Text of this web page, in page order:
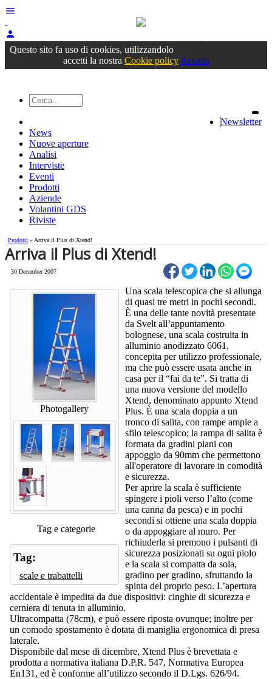
menu
person
Accedioppure registrati
Questo sito fa uso di cookies, utilizzandolo
accetti la nostra Cookie policy Accetta
Newsletter
News
Nuove aperture
Analisi
Interviste
Eventi
Prodotti
Aziende
Volantini GDS
Riviste
Prodotti » Arriva il Plus di Xtend!
Arriva il Plus di Xtend!
30 December 2007
Photogallery
Tag e categorie
Tag:
scale e trabattelli
Una scala telescopica che si allunga
di quasi tre metri in pochi secondi.
È una delle tante novità presentate
da Svelt all’appuntamento
bolognese, una scala costruita in
alluminio anodizzato 6061,
concepita per utilizzo professionale,
ma che può essere usata anche in
casa per il “fai da te”. Si tratta di
una nuova versione del modello
Xtend, denominato appunto Xtend
Plus. È una scala doppia a un
tronco di salita, con rampe ampie a
sfilo telescopico; la rampa di salita è
formata da gradini piani con
appoggio da 90mm che permettono
all'operatore di lavorare in comodità
e sicurezza.
Per aprire la scala è sufficiente
spingere i pioli verso l’alto (come
una canna da pesca) e in pochi
secondi si ottiene una scala doppia
o da appoggiare al muro. Per
richiuderla si premono i pulsanti di
sicurezza posizionati su ogni piolo
e la scala si compatta da sola,
gradino per gradino, sfruttando la
spinta del proprio peso. L’apertura
accidentale è impedita da due dispositivi: cinghie di sicurezza e
cerniera di tenuta in alluminio.
Ultracompatta (78cm), e può essere riposta ovunque; inoltre per
un comodo spostamento è dotata di maniglia ergonomica di presa
laterale.
Disponibile dal mese di dicembre, Xtend Plus è brevettata e
prodotta a normativa italiana D.P.R. 547, Normativa Europea
En131, ed è conforme all’utilizzo secondo il D.Lgs. 626/94.